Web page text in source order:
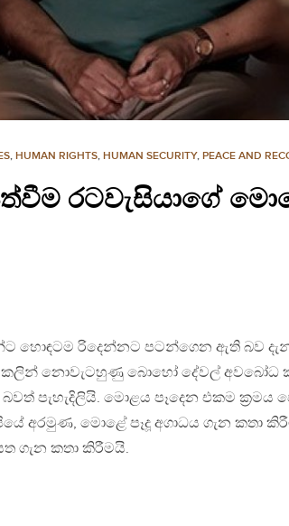
, HUMAN RIGHTS, HUMAN SECURITY, PEACE AND
රටවැසියාගේ
හොඳටම රිදෙන්නට පටන්ගෙන ඇති බව දැන්
කලින් නොවැටහුණු බොහෝ දේවල් අවබෝධ
පැහැදිලියි. මොළය පෑදෙන එකම
අරමුණ, මොළේ පෑදූ අගාධය ගැන කතා
ගැන කතා කිරීමයි.